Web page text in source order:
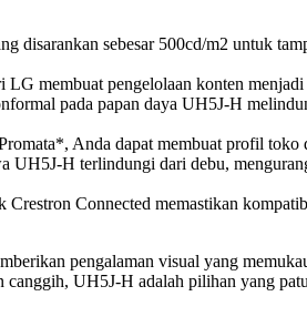
disarankan sebesar 500cd/m2 untuk
LG membuat pengelolaan konten
pada papan daya UH5J-H
Anda dapat membuat profil toko
UH5J-H terlindungi dari debu,
Crestron Connected memastikan
pengalaman visual yang
UH5J-H adalah pilihan yang